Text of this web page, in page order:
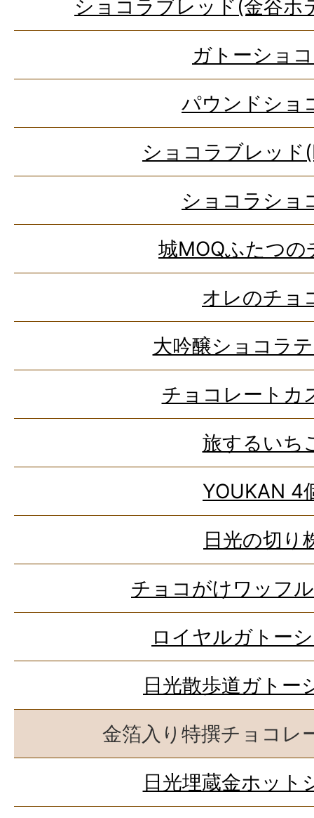
ショコラブレッド(金谷ホ
ガトーショ
パウンドショ
ショコラブレッ
ショコラショ
城MOQふたつの
オレのチョ
大吟醸ショコラ
チョコレートカ
旅するいち
YOUKAN 4
日光の切り
チョコがけワッフ
ロイヤルガトー
日光散歩道ガトー
金箔入り特撰チョコレ
日光埋蔵金ホット